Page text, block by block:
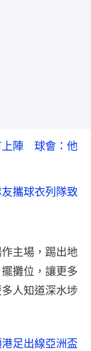
上陣 球會：他
攜球衣列隊致
主場，踢出地
攤位，讓更多
人知道深水埗
足出線亞洲盃